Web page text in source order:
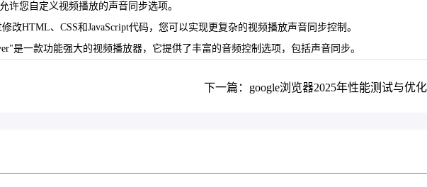
许您自定义视频播放的声音同步选项。
HTML、CSS和JavaScript代码，您可以实现更复杂的视频播放声音同步控制。
是一款功能强大的视频播放器，它提供了丰富的音频控制选项，包括声音同步。
下一篇：google浏览器2025年性能测试与优